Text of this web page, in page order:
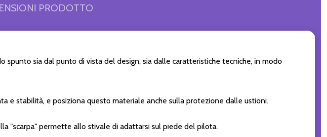
PRODOTTO
sia dal punto di vista del design, sia dalle caratteristiche tecniche, in modo
e stabilità, e posiziona questo materiale anche sulla protezione dalle ustioni.
"scarpa" permette allo stivale di adattarsi sul piede del pilota.